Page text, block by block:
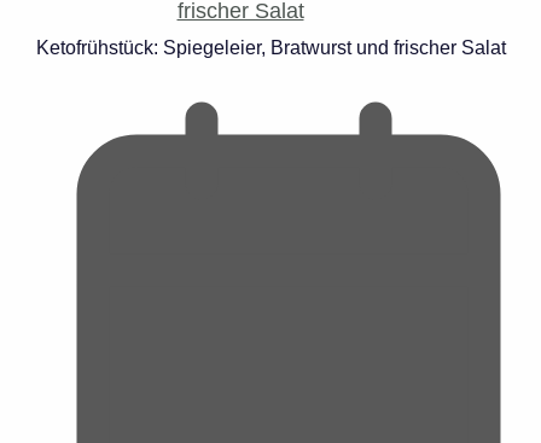
Ketofrühstück: Spiegeleier, Bratwurst und frischer Salat